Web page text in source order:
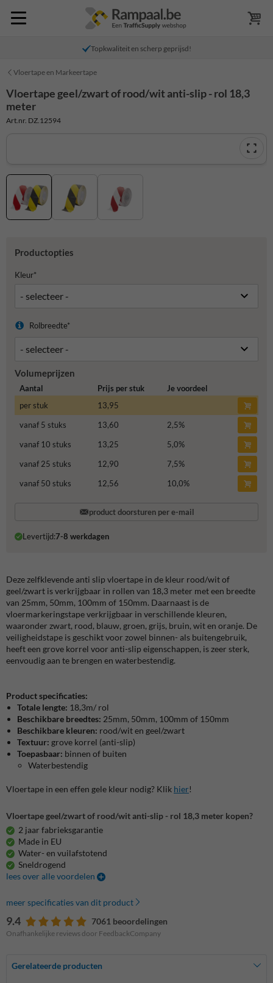
Topkwaliteit en scherp geprijsd!
Vloertape en Markeertape
Vloertape geel/zwart of rood/wit anti-slip - rol 18,3
meter
Art.nr. DZ.12594
Productopties
Kleur*
Rolbreedte*
Volumeprijzen
Aantal Prijs per stuk
Je voordeel
per stuk
13,95
vanaf 5 stuks
13,60 2,5%
vanaf 10 stuks
13,25 5,0%
vanaf 25 stuks
12,90 7,5%
vanaf 50 stuks
12,56 10,0%
product doorsturen per e-mail
Levertijd:7-8 werkdagen
Deze zelfklevende anti slip vloertape in de kleur rood/wit of
geel/zwart is verkrijgbaar in rollen van 18,3 meter met een breedte
van 25mm, 50mm, 100mm of 150mm. Daarnaast is de
vloermarkeringstape verkrijgbaar in verschillende kleuren,
waaronder zwart, rood, blauw, groen, grijs, bruin, wit en oranje. De
veiligheidstape is geschikt voor zowel binnen- als buitengebruik,
heeft een grove korrel voor anti-slip eigenschappen, is zeer sterk,
eenvoudig aan te brengen en waterbestendig.
Product specificaties:
Totale lengte: 18,3m/ rol
Beschikbare breedtes: 25mm, 50mm, 100mm of 150mm
Beschikbare kleuren: rood/wit en geel/zwart
Textuur: grove korrel (anti-slip)
Toepasbaar: binnen of buiten
Waterbestendig
Vloertape in een effen gele kleur nodig? Klik hier!
Vloertape geel/zwart of rood/wit anti-slip - rol 18,3 meter kopen?
2 jaar fabrieksgarantie
Made in EU
Water- en vuilafstotend
Sneldrogend
lees over alle voordelen
meer specificaties van dit product
9.4 7061 beoordelingen
Onafhankelijke reviews door FeedbackCompany
Gerelateerde producten